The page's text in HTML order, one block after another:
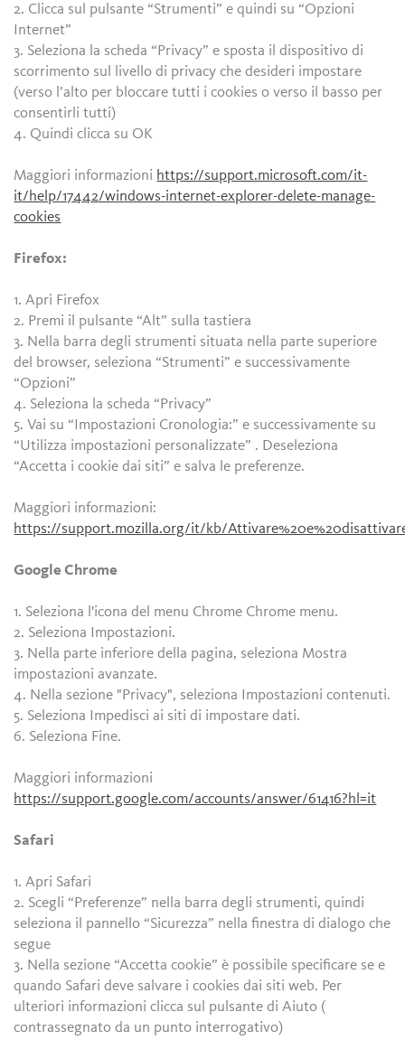
2. Clicca sul pulsante “Strumenti” e quindi su “Opzioni
Internet”
3. Seleziona la scheda “Privacy” e sposta il dispositivo di
scorrimento sul livello di privacy che desideri impostare
(verso l’alto per bloccare tutti i cookies o verso il basso per
consentirli tutti)
4. Quindi clicca su OK
Maggiori informazioni https://support.microsoft.com/it-
it/help/17442/windows-internet-explorer-delete-manage-
cookies
Firefox:
1. Apri Firefox
2. Premi il pulsante “Alt” sulla tastiera
3. Nella barra degli strumenti situata nella parte superiore
del browser, seleziona “Strumenti” e successivamente
“Opzioni”
4. Seleziona la scheda “Privacy”
5. Vai su “Impostazioni Cronologia:” e successivamente su
“Utilizza impostazioni personalizzate” . Deseleziona
“Accetta i cookie dai siti” e salva le preferenze.
Maggiori informazioni:
https://support.mozilla.org/it/kb/
Google Chrome
1. Seleziona l'icona del menu Chrome Chrome menu.
2. Seleziona Impostazioni.
3. Nella parte inferiore della pagina, seleziona Mostra
impostazioni avanzate.
4. Nella sezione "Privacy", seleziona Impostazioni contenuti.
5. Seleziona Impedisci ai siti di impostare dati.
6. Seleziona Fine.
Maggiori informazioni
https://support.google.com/accounts/answer/61416?hl=it
Safari
1. Apri Safari
2. Scegli “Preferenze” nella barra degli strumenti, quindi
seleziona il pannello “Sicurezza” nella finestra di dialogo che
segue
3. Nella sezione “Accetta cookie” è possibile specificare se e
quando Safari deve salvare i cookies dai siti web. Per
ulteriori informazioni clicca sul pulsante di Aiuto (
contrassegnato da un punto interrogativo)